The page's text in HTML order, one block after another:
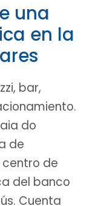
una
en la
bar,
do
de
de
del banco
Cuenta